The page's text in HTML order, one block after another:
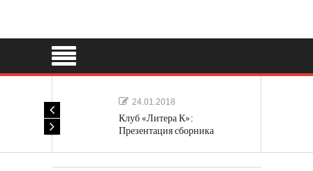
24.01.2018
Клуб «Литера К»:
Презентация сборника